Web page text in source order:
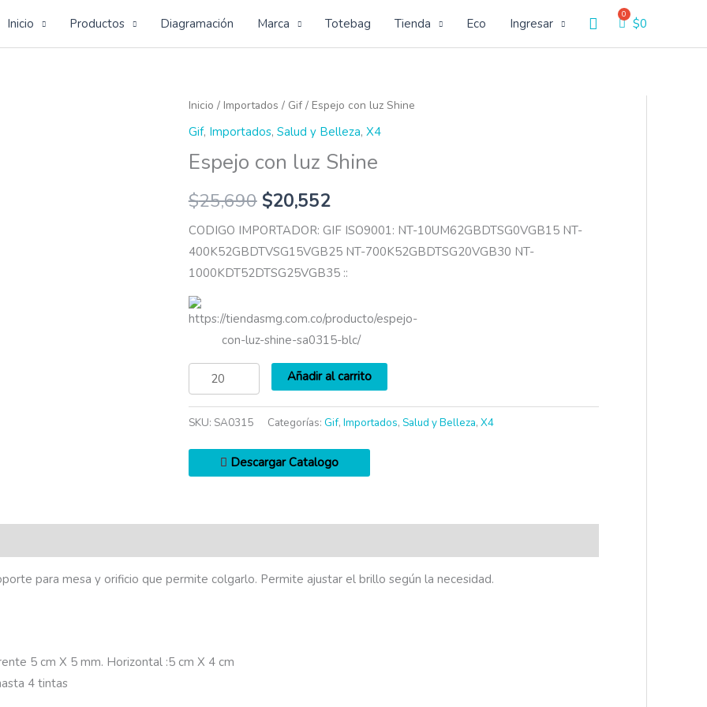
Inicio Productos Diagramación Marca Totebag Tienda Eco Ingresar Buscar$0
Inicio / Importados / Gif/ Espejo con luz Shine
Gif, Importados, Salud y Belleza, X4
Espejo con luz Shine
$25,690 $20,552
CODIGO IMPORTADOR: GIF ISO9001: NT-10UM62GBDTSG0VGB15 NT-
400K52GBDTVSG15VGB25 NT-700K52GBDTSG20VGB30 NT-
1000KDT52DTSG25VGB35 ::
https://tiendasmg.com.co/producto/espejo-
con-luz-shine-sa0315-blc/
Espejo
con
Shine
cantidad
Añadir al carrito
SKU: SA0315 Categorías: Gif, Importados, Salud y Belleza, X4
Descargar Catalogo
para mesa y orificio que permite colgarlo. Permite ajustar el brillo según la necesidad.
5 cm X 5 mm. Horizontal :5 cm X 4 cm
4 tintas